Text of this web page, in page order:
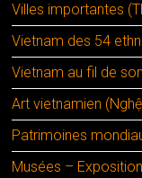
Villes importantes
Vietnam des 54
Vietnam au fil de
Art vietnamien
Patrimoines
Musées –